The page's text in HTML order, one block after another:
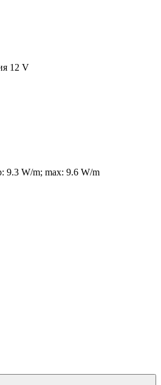
12 V
9.3 W/m; max: 9.6 W/m